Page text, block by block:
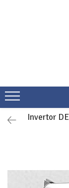
Invertor